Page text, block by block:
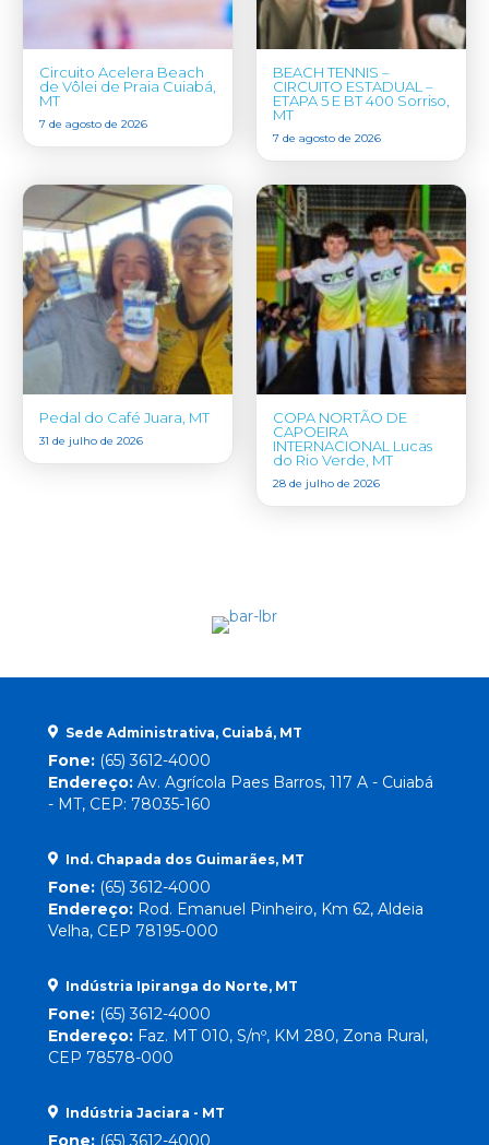
Circuito Acelera Beach
de Vôlei de Praia Cuiabá,
MT
7 de agosto de 2026
BEACH TENNIS –
CIRCUITO ESTADUAL –
ETAPA 5 E BT 400 Sorriso,
MT
7 de agosto de 2026
Pedal do Café Juara, MT
31 de julho de 2026
COPA NORTÃO DE
CAPOEIRA
INTERNACIONAL Lucas
do Rio Verde, MT
28 de julho de 2026
Sede Administrativa, Cuiabá, MT
Fone: (65) 3612-4000
Endereço: Av. Agrícola Paes Barros, 117 A - Cuiabá
- MT, CEP: 78035-160
Ind. Chapada dos Guimarães, MT
Fone: (65) 3612-4000
Endereço: Rod. Emanuel Pinheiro, Km 62, Aldeia
Velha, CEP 78195-000
Indústria Ipiranga do Norte, MT
Fone: (65) 3612-4000
Endereço: Faz. MT 010, S/nº, KM 280, Zona Rural,
CEP 78578-000
Indústria Jaciara - MT
Fone: (65) 3612-4000